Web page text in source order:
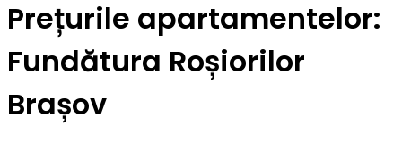
Prețurile apartamentelor:
Fundătura Roșiorilor
Brașov